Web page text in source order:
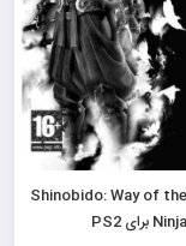
خرید بازی Shinobido: Way of the
Ninja برای PS2